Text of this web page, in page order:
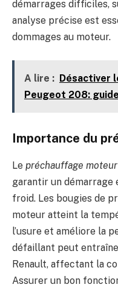
démarrages difficiles,
analyse précise est
dommages au moteur.
A lire : Désactiver
Peugeot 208:
Importance du
Le préchauffage moteur
garantir un
froid. Les bougies de
moteur atteint la
l’usure et améliore la
défaillant peut
Renault, affectant la
Assurer un bon